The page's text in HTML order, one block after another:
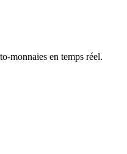
monnaies en temps réel.